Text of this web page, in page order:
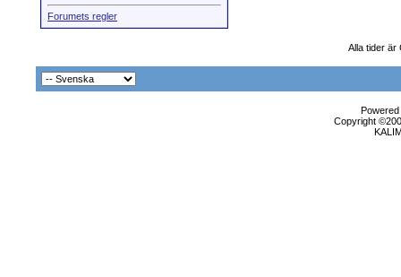
Forumets regler
Alla tider är
Copyright